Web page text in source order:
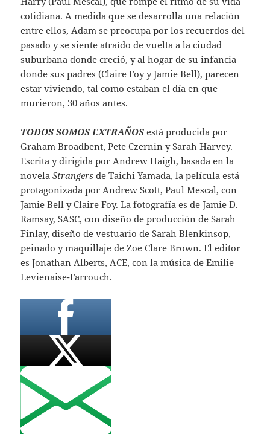
cotidiana. A medida que se desarrolla una relación
entre ellos, Adam se preocupa por los recuerdos del
pasado y se siente atraído de vuelta a la ciudad
suburbana donde creció, y al hogar de su infancia
donde sus padres (Claire Foy y Jamie Bell), parecen
estar viviendo, tal como estaban el día en que
murieron, 30 años antes.
TODOS SOMOS EXTRAÑOS está producida por
Graham Broadbent, Pete Czernin y Sarah Harvey.
Escrita y dirigida por Andrew Haigh, basada en la
novelaStrangersde Taichi Yamada, la película está
protagonizada por Andrew Scott, Paul Mescal, con
Jamie Bell y Claire Foy. La fotografía es de Jamie D.
Ramsay, SASC, con diseño de producción de Sarah
Finlay, diseño de vestuario de Sarah Blenkinsop,
peinado y maquillaje de Zoe Clare Brown. El editor
es Jonathan Alberts, ACE, con la música de Emilie
Levienaise-Farrouch.